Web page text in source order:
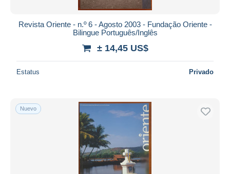
Revista Oriente - n.º 6 - Agosto 2003 - Fundação Oriente -
Bilingue Português/Inglês
± 14,45 US$
Estatus Privado
Nuevo